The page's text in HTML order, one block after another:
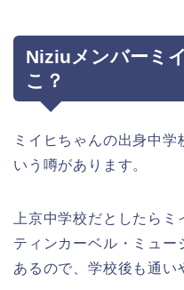
Niziuメンバーミ
こ？
ミイヒちゃんの出身中学
いう噂があります。
上京中学校だとしたら
ティンカーベル・ミュー
あるので、学校後も通い